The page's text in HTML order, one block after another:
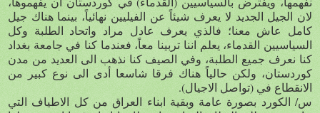
لان الجيل الجديد لا يعرف شيئاً عن الفيليين نهائياً، بينما هناك جيل
كامل عاش معنا؛ فالذي يعرف عادل مراد واتحاد الطلبة وكل
السياسيين القدماء، يعلم اننا تربينا معاً، فعندما كنا في جامعة بغداد
كنا نعرف جميع الطلبة، وفي الصيف كنا نذهب الى العديد من مدن
كوردستان، ولكن حالياً هناك فرقا شاسعا أدى الى نوع كبير من
الانقطاع في (تواصل الاجيال).
س/ الكورد بصورة عامة وبقية ابناء العراق من كل الاطياف التي